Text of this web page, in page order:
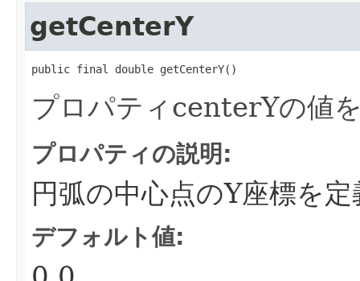
getCenterY
public final double getCenterY()
プロパティcenterYの値
プロパティの説明:
円弧の中心点のY座標を
デフォルト値: